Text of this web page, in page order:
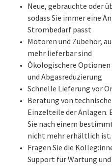
Neue, gebrauchte oder
sodass Sie immer eine
Strombedarf passt
Motoren und Zubehör,
mehr lieferbar sind
Ökologischere
und Abgasreduzierung
Schnelle Lieferung vor
Beratung von
Einzelteile der Anlagen.
Sie nach einem
nicht mehr erhältlich ist.
Fragen Sie die
Support für Wartung